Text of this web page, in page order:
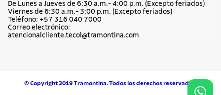
De Lunes a Jueves de 6:30 a.m.- 4:00 p.m. (Excepto feriados)
Viernes de 6:30 a.m.- 3:00 p.m. (Excepto feriados)
Teléfono: +57 316 040 7000
Correo electrónico:
atencionalcliente.tecol@tramontina.com
© Copyright 2019 Tramontina. Todos los derechos reservados.